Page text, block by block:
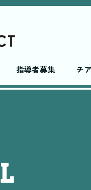
指導者募集 チ